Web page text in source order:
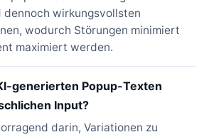
wirkungsvollsten
wodurch Störungen minimiert
maximiert werden.
generierten Popup-Texten
Input?
darin, Variationen zu